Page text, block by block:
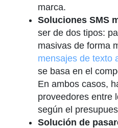
marca.
Soluciones SMS
ser de dos tipos:
masivas de forma
mensajes de texto
se basa en el
En ambos casos,
proveedores entre
según el
Solución de